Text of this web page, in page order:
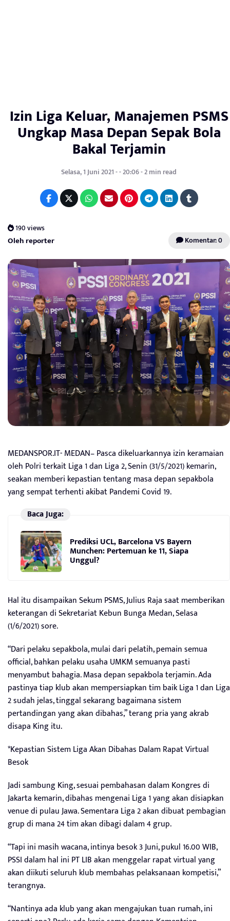
Izin Liga Keluar, Manajemen PSMS
Ungkap Masa Depan Sepak Bola
Bakal Terjamin
Selasa, 1 Juni 2021 - - 20:06 - 2 min read
190 views
Oleh reporter Komentar: 0
MEDANSPOR.IT- MEDAN– Pasca dikeluarkannya izin keramaian
oleh Polri terkait Liga 1 dan Liga 2, Senin (31/5/2021) kemarin,
seakan memberi kepastian tentang masa depan sepakbola
yang sempat terhenti akibat Pandemi Covid 19.
Baca Juga:
Prediksi UCL, Barcelona VS Bayern
Munchen: Pertemuan ke 11, Siapa
Unggul?
Hal itu disampaikan Sekum PSMS, Julius Raja saat memberikan
keterangan di Sekretariat Kebun Bunga Medan, Selasa
(1/6/2021) sore.
“Dari pelaku sepakbola, mulai dari pelatih, pemain semua
official, bahkan pelaku usaha UMKM semuanya pasti
menyambut bahagia. Masa depan sepakbola terjamin. Ada
pastinya tiap klub akan mempersiapkan tim baik Liga 1 dan Liga
2 sudah jelas, tinggal sekarang bagaimana sistem
pertandingan yang akan dibahas,” terang pria yang akrab
disapa King itu.
*Kepastian Sistem Liga Akan Dibahas Dalam Rapat Virtual
Besok
Jadi sambung King, sesuai pembahasan dalam Kongres di
Jakarta kemarin, dibahas mengenai Liga 1 yang akan disiapkan
venue di pulau Jawa. Sementara Liga 2 akan dibuat pembagian
grup di mana 24 tim akan dibagi dalam 4 grup.
“Tapi ini masih wacana, intinya besok 3 Juni, pukul 16.00 WIB,
PSSI dalam hal ini PT LIB akan menggelar rapat virtual yang
akan diikuti seluruh klub membahas pelaksanaan kompetisi,”
terangnya.
“Nantinya ada klub yang akan mengajukan tuan rumah, ini